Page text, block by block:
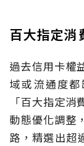
百大指定消
過去信用卡權
域或流通度
「百大指定
動態優化調整
路，精選出超